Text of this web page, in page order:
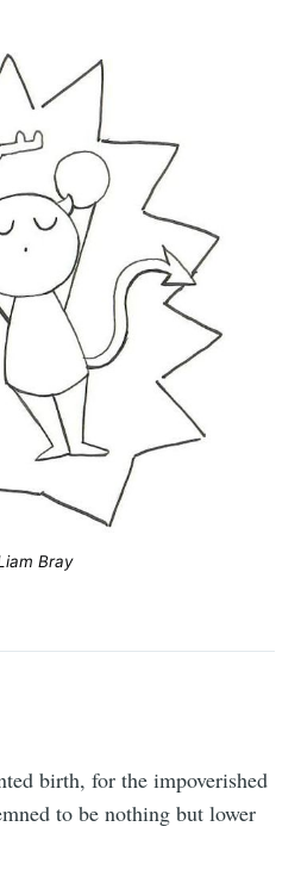
Bray
birth, for the impoverished
to be nothing but lower